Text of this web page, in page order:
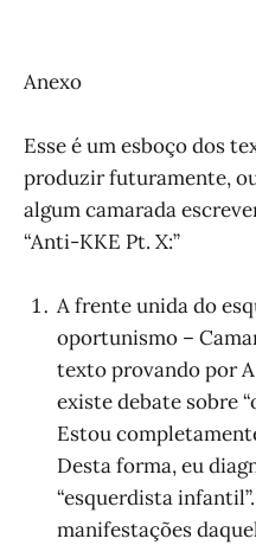
Anexo
Esse é um esboço dos
produzir futuramente,
algum camarada
“Anti-KKE Pt. X:”
A frente unida do
oportunismo –
texto provando por
existe debate sobre
Estou
Desta forma, eu
“esquerdista
manifestações